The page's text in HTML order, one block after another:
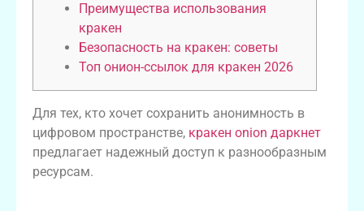
Преимущества использования
кракен
Безопасность на кракен: советы
Топ онион-ссылок для кракен 2026
Для тех, кто хочет сохранить анонимность в
цифровом пространстве, кракен onion даркнет
предлагает надежный доступ к разнообразным
ресурсам.